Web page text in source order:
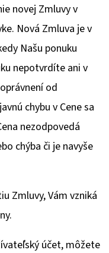
novej Zmluvy v
Nová Zmluva je v
Našu ponuku
nepotvrdíte ani v
od
chybu v Cene sa
nezodpovedá
chýba či je navyše
Zmluvy, Vám vzniká
účet, môžete